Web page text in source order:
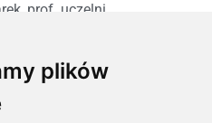
plików
prof. uczelni
Biznesu